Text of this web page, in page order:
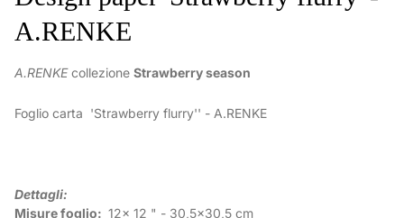
A.RENKE
A.RENKEcollezione Strawberry season
Foglio carta 'Strawberry flurry'' - A.RENKE
Dettagli:
Misure foglio: 12x 12 " - 30,5x30,5 cm